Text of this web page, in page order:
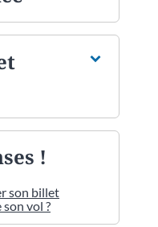
!
son billet
vol ?